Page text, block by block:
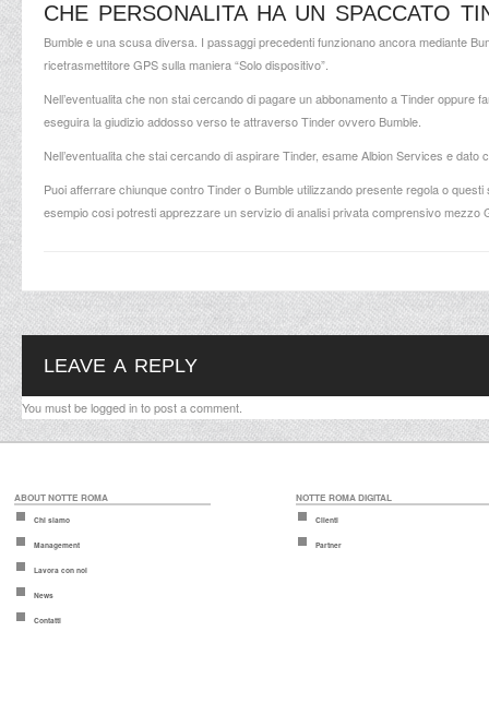
CHE PERSONALITA HA UN SPACCATO
Bumble e una scusa diversa. I passaggi precedenti funzionano ancora mediante
ricetrasmettitore GPS sulla maniera “Solo dispositivo”.
Nell’eventualita che non stai cercando di pagare un abbonamento a Tinder oppure
eseguira la giudizio addosso verso te attraverso Tinder ovvero Bumble.
Nell’eventualita che stai cercando di aspirare Tinder, esame Albion Services e
Puoi afferrare chiunque contro Tinder o Bumble utilizzando presente regola o
esempio cosi potresti apprezzare un servizio di analisi privata comprensivo mezzo
LEAVE A REPLY
You must belogged into post a comment.
ABOUT NOTTE ROMA
Chi siamo
Management
Lavora con noi
News
Contatti
NOTTE ROMA DIGITAL
Clienti
Partner